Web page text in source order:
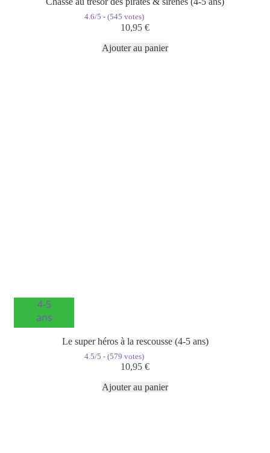
4.6/5 - (545 votes)
10,95 €
Ajouter au panier
4-5
ans
Le super héros à la rescousse (4-5 ans)
4.5/5 - (579 votes)
10,95 €
Ajouter au panier